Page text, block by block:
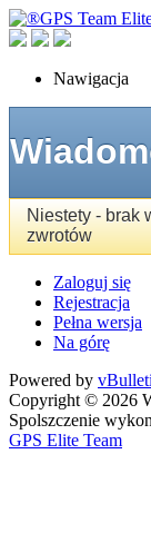
Nawigacja
Niestety - brak
zwrotów
Zaloguj się
Rejestracja
Pełna wersja
Na górę
Powered by
Copyright © 2026
Spolszczenie
GPS Elite Team